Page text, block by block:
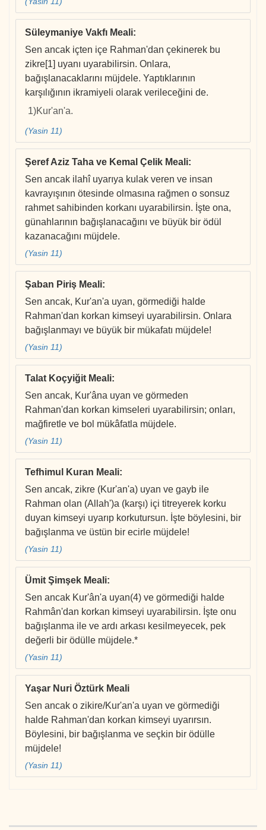
Süleymaniye Vakfı Meali:
Sen ancak içten içe Rahman'dan çekinerek bu
zikre[1] uyanı uyarabilirsin. Onlara,
bağışlanacaklarını müjdele. Yaptıklarının
karşılığının ikramiyeli olarak verileceğini de.
1)Kur'an'a.
(Yasin 11)
Şeref Aziz Taha ve Kemal Çelik Meali:
Sen ancak ilahî uyarıya kulak veren ve insan
kavrayışının ötesinde olmasına rağmen o sonsuz
rahmet sahibinden korkanı uyarabilirsin. İşte ona,
günahlarının bağışlanacağını ve büyük bir ödül
kazanacağını müjdele.
(Yasin 11)
Şaban Piriş Meali:
Sen ancak, Kur'an'a uyan, görmediği halde
Rahman'dan korkan kimseyi uyarabilirsin. Onlara
bağışlanmayı ve büyük bir mükafatı müjdele!
(Yasin 11)
Talat Koçyiğit Meali:
Sen ancak, Kur'âna uyan ve görmeden
Rahman'dan korkan kimseleri uyarabilirsin; onları,
mağfiretle ve bol mükâfatla müjdele.
(Yasin 11)
Tefhimul Kuran Meali:
Sen ancak, zikre (Kur'an'a) uyan ve gayb ile
Rahman olan (Allah')a (karşı) içi titreyerek korku
duyan kimseyi uyarıp korkutursun. İşte böylesini, bir
bağışlanma ve üstün bir ecirle müjdele!
(Yasin 11)
Ümit Şimşek Meali:
Sen ancak Kur'ân'a uyan(4) ve görmediği halde
Rahmân'dan korkan kimseyi uyarabilirsin. İşte onu
bağışlanma ile ve ardı arkası kesilmeyecek, pek
değerli bir ödülle müjdele.*
(Yasin 11)
Yaşar Nuri Öztürk Meali
Sen ancak o zikire/Kur'an'a uyan ve görmediği
halde Rahman'dan korkan kimseyi uyarırsın.
Böylesini, bir bağışlanma ve seçkin bir ödülle
müjdele!
(Yasin 11)